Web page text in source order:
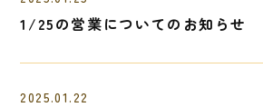
1/25の営業についてのお知らせ
2025.01.22